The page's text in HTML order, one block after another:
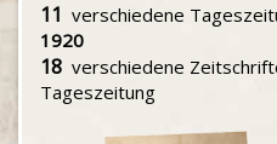
11 verschiedene
1920
18 verschiedene
Tageszeitung